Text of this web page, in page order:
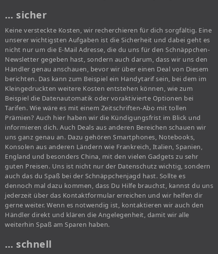
… sicher
Keine versteckte Kosten, wir recherchieren für dich sorgfältig. Eine
unserer wichtigsten Aufgaben ist die Sicherheit und dabei geht es
nicht nur um die E-Mail Adresse, die du uns für den Schnäppchen-
Newsletter gegeben hast, sondern auch darum, dass wir uns den
Händler genau anschauen, bevor wir über einen Deal von Diesem
berichten. Das kann zum Beispiel ein Handytarif sein, bei dem im
Kleingedruckten weitere Kosten entstehen können, wie zum
Beispiel die Datenautomatik oder voraktivierte Optionen bei
Tarifen. Wie wäre es mit einem Zeitschriften-Abo mit tollen
Prämien? Auch hier haben wir die Kündigungsfrist im Blick und
informieren dich. Auch Deals aus anderen Bereichen schauen wir
uns ganz genau an. Dazu gehören Smartphones, Notebooks,
Konsolen aus anderen Ländern wie Frankreich, Italien, Spanien,
England und besonders China, mit den vielen Gadgets zu sehr
guten Preisen. Uns ist nicht nur der Datenschutz wichtig, sondern
auch das du Spaß bei der Schnäppchenjagd hast. Sollte es
dennoch mal dazu kommen, dass Du Hilfe brauchst, kannst du uns
jederzeit über das Kontaktformular erreichen und wir helfen dir
gerne weiter. Wenn es notwendig ist, kontaktieren wir auch den
Händler direkt und klären die Angelegenheit, damit wir alle
weiterhin Spaß am Sparen haben.
… schnell